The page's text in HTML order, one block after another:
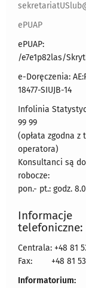
ePUAP
ePUAP:
/e7e1p82las/
e-Doręczenia:
18477-SIUJB-14
Infolinia
99 99
(opłata zgodna z
operatora)
Konsultanci są
robocze:
pon.- pt.: godz.
Informacje
telefoniczne:
Centrala: +48 81
Fax:
+48 81
Informatorium: